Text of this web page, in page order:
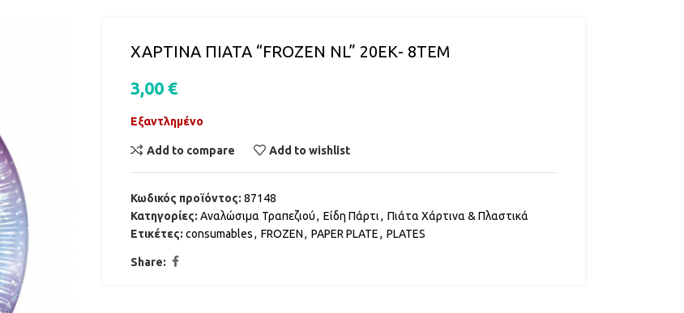
ΧΑΡΤΙΝΑ ΠΙΑΤΑ “FROZEN NL” 20ΕΚ- 8ΤΕΜ
3,00 €
Εξαντλημένο
Add to compare Add to wishlist
Κωδικός προϊόντος: 87148
Κατηγορίες: Αναλώσιμα Τραπεζιού, Είδη Πάρτι, Πιάτα Χάρτινα & Πλαστικά
Ετικέτες: consumables, FROZEN, PAPER PLATE, PLATES
Share: